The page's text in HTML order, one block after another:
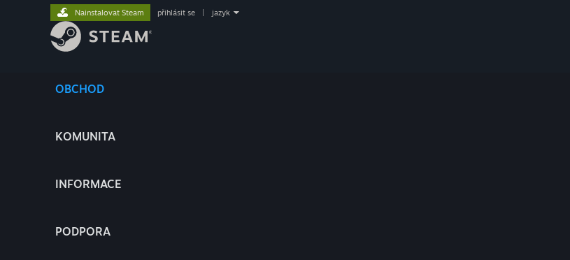
OBCHOD
KOMUNITA
INFORMACE
PODPORA
Nainstalovat Steam přihlásit se jazyk